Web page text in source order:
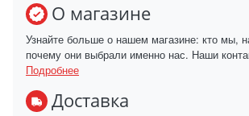
О магазине
Узнайте больше о нашем магазине: кто мы,
почему они выбрали именно нас. Наши
Подробнее
Доставка